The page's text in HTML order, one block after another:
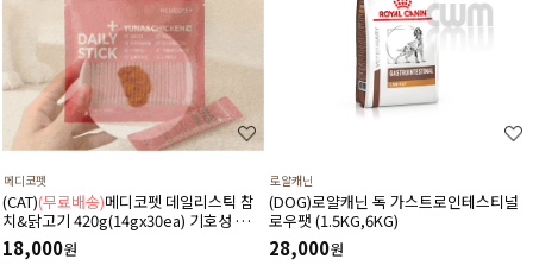
메디코펫
(CAT)(무료배송)메디코펫 데일리스틱 참
치&닭고기 420g(14gx30ea) 기호성 좋은
저나트륨 하루 종합 영양제 츄르
18,000원
로얄캐닌
(DOG)로얄캐닌 독 가스트로인테스티널
로우팻 (1.5KG,6KG)
28,000원